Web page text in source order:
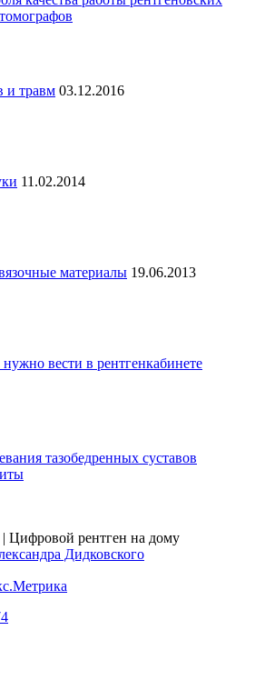
и травм 03.12.2016
11.02.2014
материалы 19.06.2013
вести в рентгенкабинете
тазобедренных суставов
Дидковского